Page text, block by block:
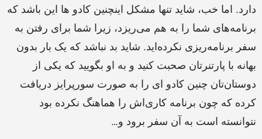
دارد. اما خب، شاید تنها مشکل اینچنین کادو ها این باشد که
برنامه‌های شما را به هم می‌ریزد، زیرا شما برای رفتن به
سفر برنامه‌ریزی نکرده‌اید. شاید بد نباشد که یک بار بدون
بهانه با پارتنرتان صحبت کنید و به او بگویید که یکی از
دوستان‌تان چنین کادو ای را به صورت سورپرایز دریافت
کرده که چون برنامه کاری‌اش را هماهنگ نکرده بود
نتوانسته است به آن سفر برود و…